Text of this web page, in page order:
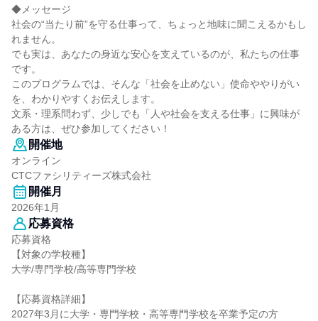
◆メッセージ
社会の“当たり前”を守る仕事って、ちょっと地味に聞こえるかもし
れません。
でも実は、あなたの身近な安心を支えているのが、私たちの仕事
です。
このプログラムでは、そんな「社会を止めない」使命ややりがい
を、わかりやすくお伝えします。
文系・理系問わず、少しでも「人や社会を支える仕事」に興味が
ある方は、ぜひ参加してください！
開催地
オンライン
CTCファシリティーズ株式会社
開催月
2026年1月
応募資格
応募資格
【対象の学校種】
大学/専門学校/高等専門学校
【応募資格詳細】
2027年3月に大学・専門学校・高等専門学校を卒業予定の方